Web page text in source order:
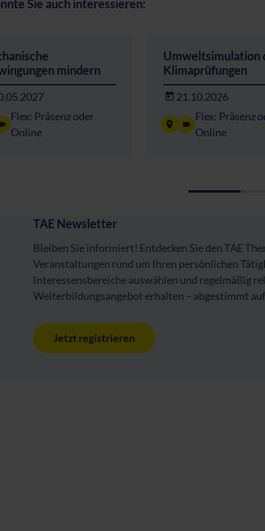
Sie auch interessieren:
mindern
Flex: Präsenz oder
Online
Umweltsimulation
Klimaprüfungen
21.10.2026
Flex: Präsenz
Online
TAE Newsletter
Bleiben Sie informiert! Entdecken Sie den TAE
Veranstaltungen rund um Ihren persönlichen
Interessensbereiche auswählen und regelmäßig
Weiterbildungsangebot erhalten – abgestimmt
Jetzt registrieren